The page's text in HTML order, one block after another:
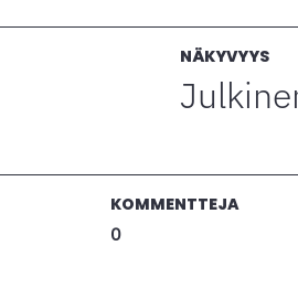
NÄKYVYYS
KOMMENTTEJA
0